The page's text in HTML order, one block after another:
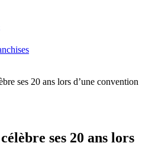
ses 20 ans lors d’une convention
ses 20 ans lors